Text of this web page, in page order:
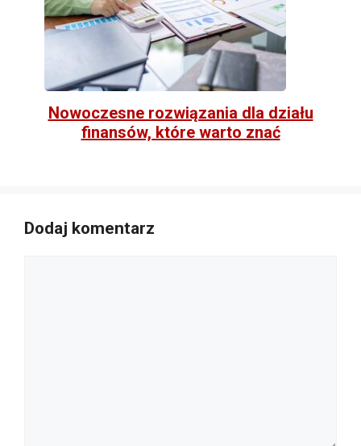
Nowoczesne rozwiązania dla działu
finansów, które warto znać
Dodaj komentarz